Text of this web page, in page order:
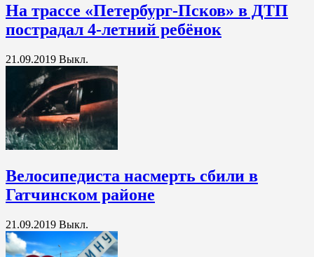
На трассе «Петербург-Псков» в ДТП
пострадал 4-летний ребёнок
21.09.2019 Выкл.
Велосипедиста насмерть сбили в
Гатчинском районе
21.09.2019 Выкл.